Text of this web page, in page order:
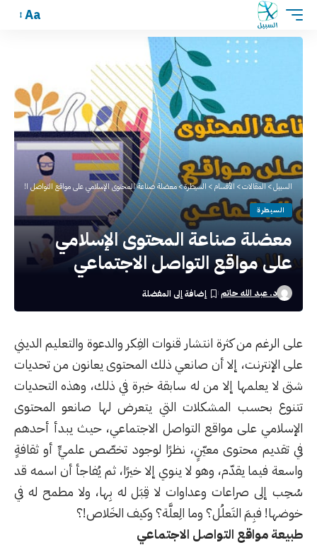
Aa
السبيل>المقالات> الأقسام> السيطرة>معضلة صناعة المحتوى الإسلامي على مواقع التواصل الاجتماعي
السيطرة
معضلة صناعة المحتوى الإسلامي
على مواقع التواصل الاجتماعي
د. عبد الله حاتم
على الرغم من كثرة انتشار قنوات الفِكر والدعوة والتعليم الديني
على الإنترنت، إلا أن صانعي ذلك المحتوى يعانون من تحديات
شتى لا يعلمها إلا من له سابقة خبرة في ذلك، وهذه التحديات
تتنوع بحسب المشكلات التي يتعرض لها صانعو المحتوى
الإسلامي على مواقع التواصل الاجتماعي، حيث يبدأ أحدهم
في تقديم محتوى معيّنٍ، نظرًا لوجود تخصّص علميٍّ أو ثقافةٍ
واسعة فيما يقدّم، وهو لا ينوي إلا خيرًا، ثم يُفاجأ أن اسمه قد
سُحِب إلى صراعات وعداوات لا قِبَل له بِها، ولا مطمح له في
خوضها! فبِمَ التَعلُل؟ وما الِعلَّة؟ وكيف الخَلاص!؟
طبيعة مواقع التواصل الاجتماعي